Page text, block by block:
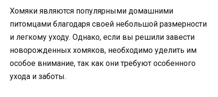
Хомяки являются популярными домашними
питомцами благодаря своей небольшой размерности
и легкому уходу. Однако, если вы решили завести
новорожденных хомяков, необходимо уделить им
особое внимание, так как они требуют особенного
ухода и заботы.